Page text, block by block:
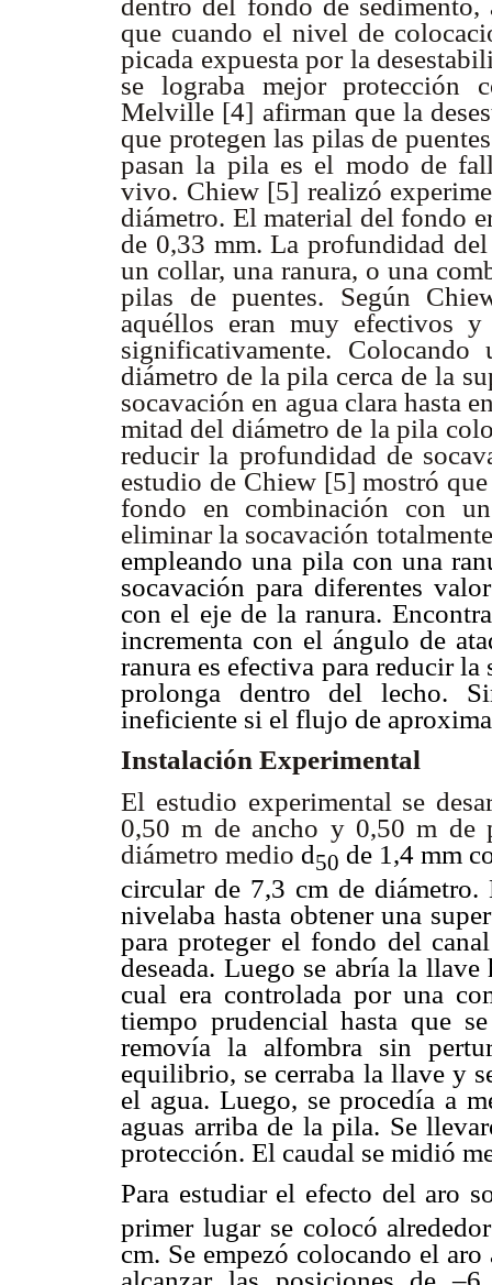
dentro del fondo de
que cuando el nivel de
picada expuesta por la
se lograba mejor protección
Melville [4] afirman que la
que protegen las pilas de
pasan la pila es el modo de
vivo. Chiew [5] realizó
diámetro. El material del fondo
de 0,33 mm. La profundidad
un collar, una ranura, o una
pilas de puentes. Según
aquéllos eran muy efectivos
significativamente.
diámetro de la pila cerca de la
socavación en agua clara hasta
mitad del diámetro de la pila
reducir la profundidad de
estudio de Chiew [5] mostró
fondo en combinación con
eliminar la socavación
empleando una pila con una
socavación para diferentes
con el eje de la ranura.
incrementa con el ángulo de
ranura es efectiva para reducir
prolonga dentro del lecho.
ineficiente si el flujo de
Instalación Experimental
El estudio experimental se
0,50 m de ancho y 0,50 m de
diámetro medio d50 de 1,4 mm
circular de 7,3 cm de diámetro.
nivelaba hasta obtener una
para proteger el fondo del
deseada. Luego se abría la
cual era controlada por una
tiempo prudencial hasta que
removía la alfombra sin
equilibrio, se cerraba la llave y
el agua. Luego, se procedía a
aguas arriba de la pila. Se
protección. El caudal se midió
Para estudiar el efecto del aro
primer lugar se colocó
cm. Se empezó colocando el